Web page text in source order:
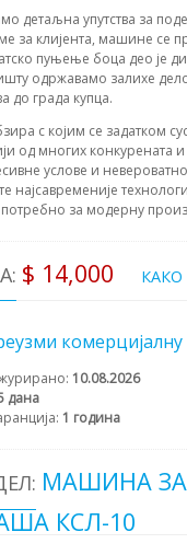
детаљна упутства за
за клијента, машине се
пуњење боца део је
одржавамо залихе
до града купца.
с којим се задатком
од многих конкурената
услове и
најсавременије
потребно за модерну
$ 14,000
10.08.2026
дана
1 година
МАШИНА
КСЛ-10